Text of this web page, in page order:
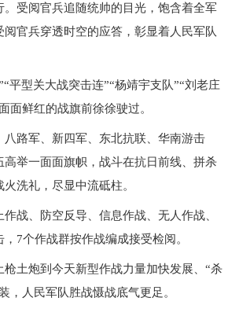
受阅官兵追随统帅的目光，饱含着全军
官兵穿透时空的应答，彰显着人民军队
型关大战突击连”“杨靖宇支队”“刘老庄
鲜红的战旗前徐徐驶过。
路军、新四军、东北抗联、华南游击
高举一面面旗帜，战斗在抗日前线、拼杀
洗礼，尽显中流砥柱。
、防空反导、信息作战、无人作战、
7个作战群按作战编成接受检阅。
土炮到今天新型作战力量加快发展、“杀
，人民军队胜战慑战底气更足。